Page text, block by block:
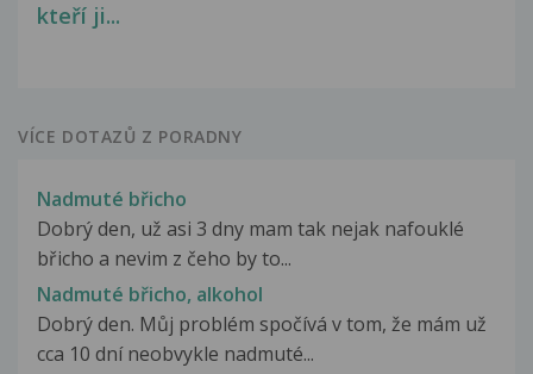
kteří ji...
VÍCE DOTAZŮ Z PORADNY
Nadmuté břicho
Dobrý den, už asi 3 dny mam tak nejak nafouklé
břicho a nevim z čeho by to...
Nadmuté břicho, alkohol
Dobrý den. Můj problém spočívá v tom, že mám už
cca 10 dní neobvykle nadmuté...